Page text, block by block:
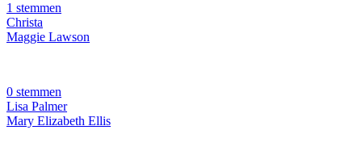
1 stemmen
Christa
Maggie Lawson
0 stemmen
Lisa Palmer
Mary Elizabeth Ellis